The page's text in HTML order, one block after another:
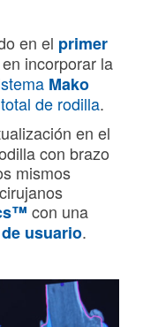
en el primer
en incorporar la
Mako
de rodilla.
en el
con brazo
mismos
con una
usuario.